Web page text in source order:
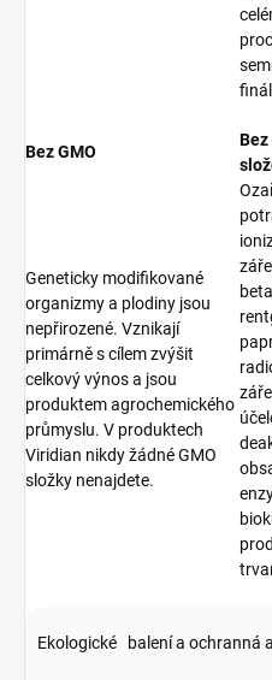
Bez GMO
Geneticky modifikované
organizmy a plodiny jsou
nepřirozené. Vznikají
primárně s cílem zvýšit
celkový výnos a jsou
produktem agrochemického
průmyslu. V produktech
Viridian nikdy žádné GMO
složky nenajdete.
Ekologické balení a ochranná